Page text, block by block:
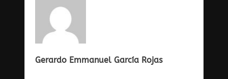
Gerardo Emmanuel García Rojas